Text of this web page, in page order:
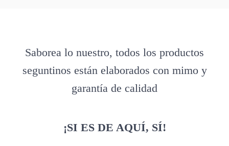
Saborea lo nuestro, todos los productos
seguntinos están elaborados con mimo y
garantía de calidad
¡SI ES DE AQUÍ, SÍ!